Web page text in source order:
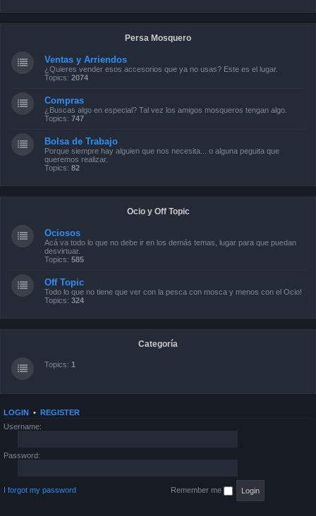
Persa Mosquero
Ventas y Arriendos
¿Quieres vender esos accesorios que ya no usas? Este es el lugar.
Topics: 2074
Compras
¿Buscas algo en especial? Tal vez los amigos mosqueros tengan algo.
Topics: 747
Bolsa de Trabajo
Porque siempre hay alguien que nos necesita... o alguna peguita que
queremos realizar.
Topics: 82
Ocio y Off Topic
Ociosos
Acá va todo lo que no debe ir en los demás temas, lugar para que puedan
desvirtuar.
Topics: 585
Off Topic
Todo lo que no tiene que ver con la pesca con mosca y menos con el Ocio!
Topics: 324
Categoría
Topics: 1
LOGIN • REGISTER
Username:
Password:
I forgot my password Remember me